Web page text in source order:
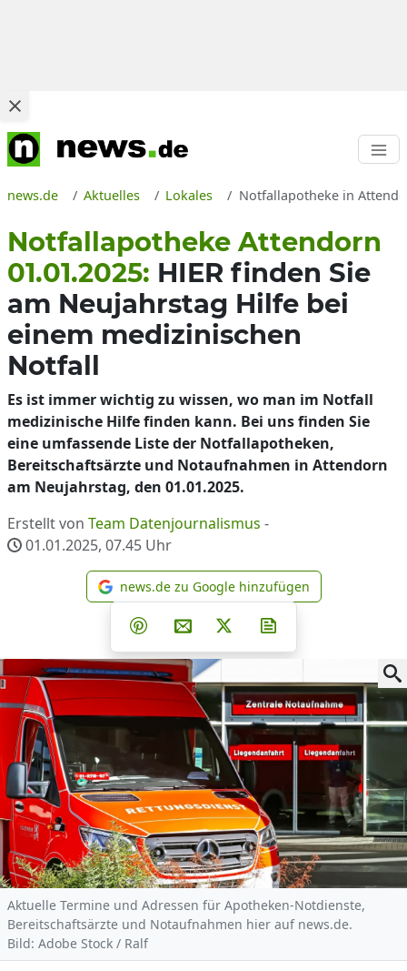
news.de Aktuelles Lokales Notfallapotheke in
Notfallapotheke Attendorn
01.01.2025: HIER finden Sie
am Neujahrstag Hilfe bei
einem medizinischen
Notfall
Es ist immer wichtig zu wissen, wo man im Notfall
medizinische Hilfe finden kann. Bei uns finden Sie
eine umfassende Liste der Notfallapotheken,
Bereitschaftsärzte und Notaufnahmen in Attendorn
am Neujahrstag, den 01.01.2025.
Erstellt von Team Datenjournalismus -
01.01.2025, 07.45 Uhr
news.de zu Google
news.de zu Google hinzufügen
Teilen auf Facebook
Teilen auf Whatsapp
Teilen auf Telegram
Teilen auf Pinterest
Per E-Mail teilen
Post auf X
Aktuelle Termine und Adressen für Apotheken-Notdienste,
Bereitschaftsärzte und Notaufnahmen hier auf news.de.
Bild: Adobe Stock / Ralf